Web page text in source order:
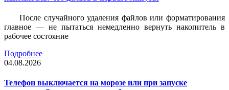
После случайного удаления файлов или форматирования
главное — не пытаться немедленно вернуть накопитель в
рабочее состояние
Подробнее
04.08.2026
Телефон выключается на морозе или при запуске